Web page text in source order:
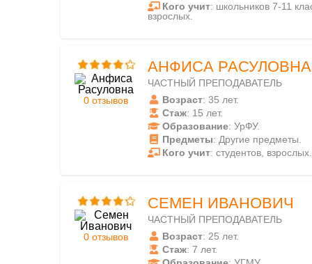
Кого учит: школьников 7-11
взрослых.
0 отзывов
АНФИСА РАСУЛОВНА
ЧАСТНЫЙ ПРЕПОДАВАТЕЛЬ
Возраст: 35 лет.
Стаж: 15 лет.
Образование: УрФУ.
Предметы: Другие предметы.
Кого учит: студентов, взрослых.
0 отзывов
СЕМЕН ИВАНОВИЧ
ЧАСТНЫЙ ПРЕПОДАВАТЕЛЬ
Возраст: 25 лет.
Стаж: 7 лет.